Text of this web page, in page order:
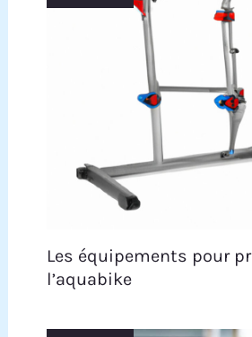
Les équipements pour
l’aquabike